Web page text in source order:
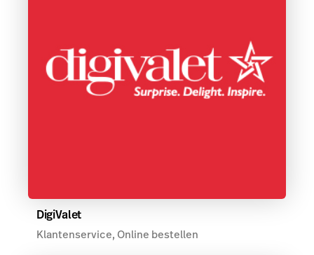
DigiValet
Klantenservice, Online bestellen